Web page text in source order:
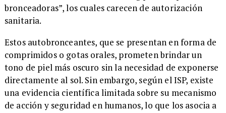
bronceadoras”, los cuales carecen de autorización
sanitaria.
Estos autobronceantes, que se presentan en forma de
comprimidos o gotas orales, prometen brindar un
tono de piel más oscuro sin la necesidad de exponerse
directamente al sol. Sin embargo, según el ISP, existe
una evidencia científica limitada sobre su mecanismo
de acción y seguridad en humanos, lo que los asocia a